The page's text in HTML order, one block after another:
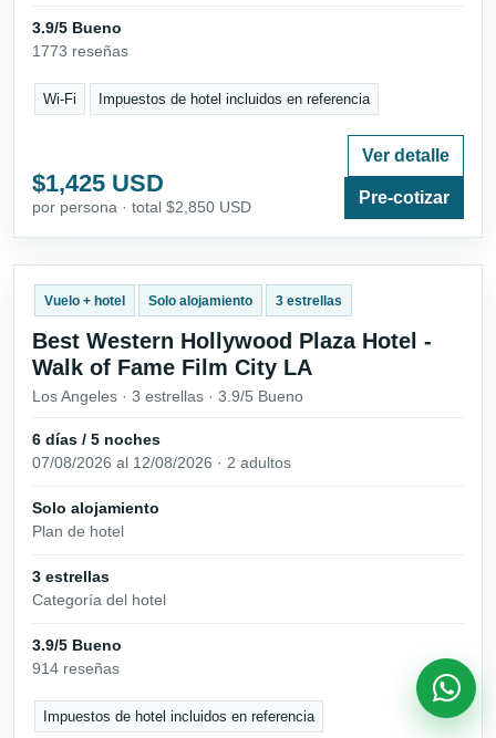
3.9/5 Bueno
1773 reseñas
Wi-Fi Impuestos de hotel incluidos en referencia
$1,425 USD
por persona · total $2,850 USD
Ver detalle
Pre-cotizar
Vuelo + hotel Solo alojamiento 3 estrellas
Best Western Hollywood Plaza Hotel -
Walk of Fame Film City LA
Los Angeles · 3 estrellas · 3.9/5 Bueno
6 días / 5 noches
07/08/2026 al 12/08/2026 · 2 adultos
Solo alojamiento
Plan de hotel
3 estrellas
Categoría del hotel
3.9/5 Bueno
914 reseñas
Impuestos de hotel incluidos en referencia